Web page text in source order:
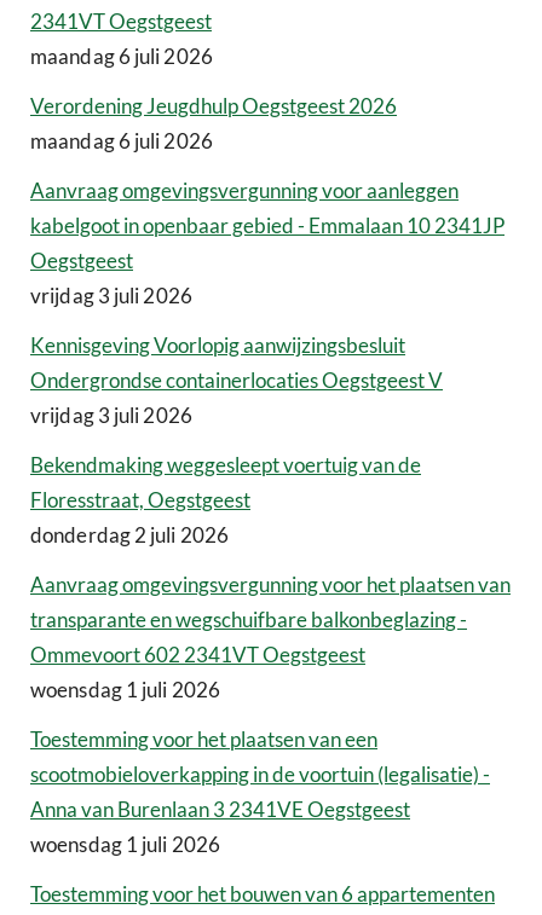
2341VT Oegstgeest
maandag 6 juli 2026
Verordening Jeugdhulp Oegstgeest 2026
maandag 6 juli 2026
Aanvraag omgevingsvergunning voor aanleggen
kabelgoot in openbaar gebied - Emmalaan 10 2341JP
Oegstgeest
vrijdag 3 juli 2026
Kennisgeving Voorlopig aanwijzingsbesluit
Ondergrondse containerlocaties Oegstgeest V
vrijdag 3 juli 2026
Bekendmaking weggesleept voertuig van de
Floresstraat, Oegstgeest
donderdag 2 juli 2026
Aanvraag omgevingsvergunning voor het plaatsen van
transparante en wegschuifbare balkonbeglazing -
Ommevoort 602 2341VT Oegstgeest
woensdag 1 juli 2026
Toestemming voor het plaatsen van een
scootmobieloverkapping in de voortuin (legalisatie) -
Anna van Burenlaan 3 2341VE Oegstgeest
woensdag 1 juli 2026
Toestemming voor het bouwen van 6 appartementen